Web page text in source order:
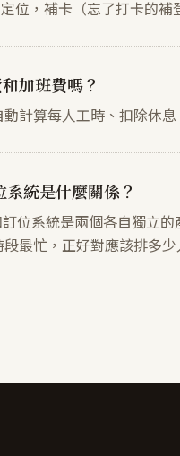
位，補卡（忘了打卡的補
加班費嗎？
計算每人工時、扣除休
統是什麼關係？
位系統是兩個各自獨立
段最忙，正好對應該排多